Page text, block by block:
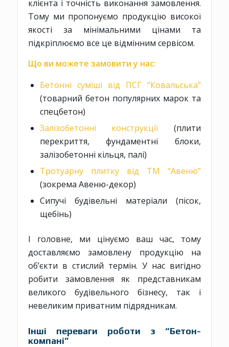
клієнта і точність виконання замовлення.
Тому ми пропонуємо продукцію високої
якості за мінімальними цінами та
підкріплюємо все це відмінним сервісом.
Що ви можете замовити у нас:
Бетонні суміші від ПСГ “Ковальська”
(товарний бетон популярних марок та
спецбетон)
Залізобетонні конструкції (плити
перекриття, фундаментні блоки,
залізобетонні кільця, палі)
Тротуарну плитку від ТМ “Авеню”
(зокрема Авеню-декор)
Сипучі будівельні матеріали (пісок,
щебінь)
І головне, ми цінуємо ваш час, тому
доставляємо замовлену продукцію на
об’єкти в стислий термін. У нас вигідно
робити замовлення як представникам
великого будівельного бізнесу, так і
невеликим приватним підрядникам.
Інші переваги роботи з “Бетон-
компані”